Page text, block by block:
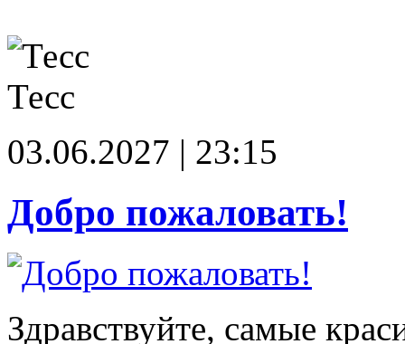
Тесс
03.06.2027 | 23:15
Добро пожаловать!
Здравствуйте, самые